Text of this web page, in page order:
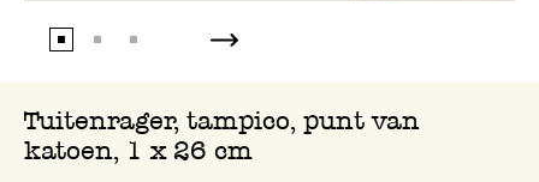
Tuitenrager, tampico, punt van
katoen, 1 x 26 cm